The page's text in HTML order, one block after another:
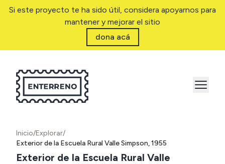
Si este proyecto te ha sido útil, considera apoyarnos para
mantener y mejorar el sitio
dona acá
Inicio/Explorar/
Exterior de la Escuela Rural Valle Simpson, 1955
Exterior de la Escuela Rural Valle